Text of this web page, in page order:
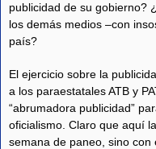
publicidad de su gobierno?
los demás medios –con
país?
El ejercicio sobre la
a los paraestatales ATB y
“abrumadora publicidad”
oficialismo. Claro que aquí
semana de paneo, sino con